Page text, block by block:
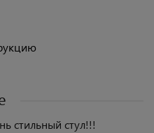
стильный стул!!!